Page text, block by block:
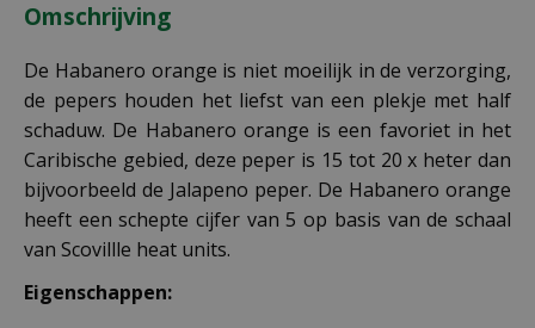
Omschrijving
De Habanero orange is niet moeilijk in de verzorging,
de pepers houden het liefst van een plekje met half
schaduw. De Habanero orange is een favoriet in het
Caribische gebied, deze peper is 15 tot 20 x heter dan
bijvoorbeeld de Jalapeno peper. De Habanero orange
heeft een schepte cijfer van 5 op basis van de schaal
van Scovillle heat units.
Eigenschappen: